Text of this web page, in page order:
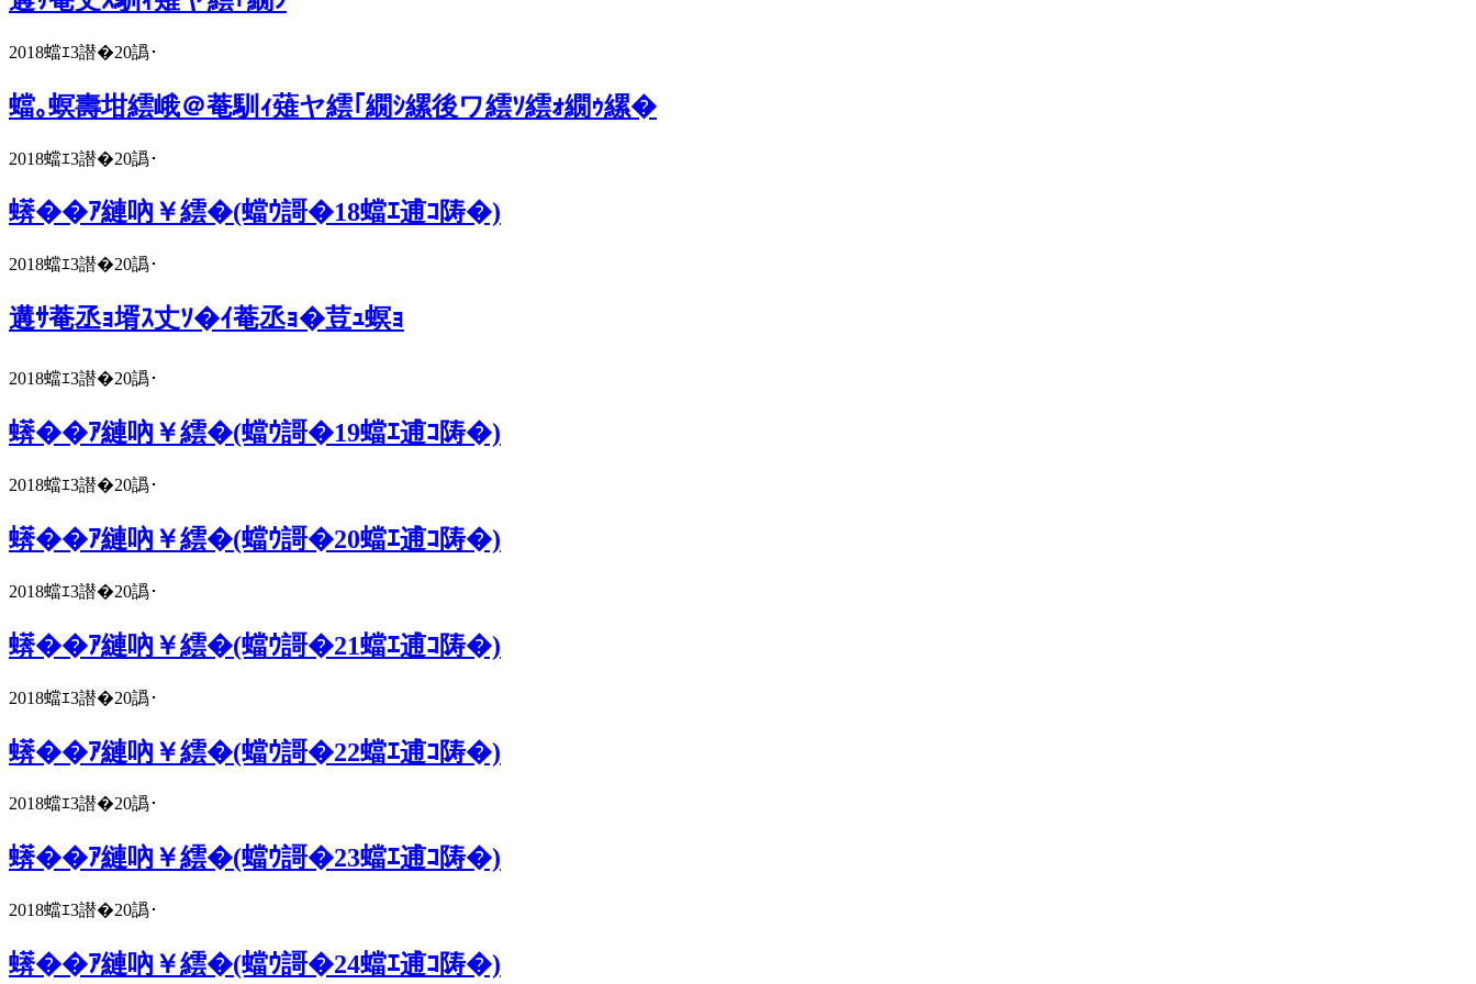
2018蟷ｴ3譛�20譌･
蟷｡螟壽坩繧峨＠菴馴ｨ薙ヤ繧｢繝ｼ縲後ワ繧ｿ繧ｫ繝ｩ縲�
2018蟷ｴ3譛�20譌･
蠎��ｱ縺吶￥繧�(蟷ｳ謌�18蟷ｴ逋ｺ陦�)
2018蟷ｴ3譛�20譌･
遘ｻ菴丞ｮ壻ｽ丈ｿ�ｲ菴丞ｮ�荳ｭ螟ｮ
2018蟷ｴ3譛�20譌･
蠎��ｱ縺吶￥繧�(蟷ｳ謌�19蟷ｴ逋ｺ陦�)
2018蟷ｴ3譛�20譌･
蠎��ｱ縺吶￥繧�(蟷ｳ謌�20蟷ｴ逋ｺ陦�)
2018蟷ｴ3譛�20譌･
蠎��ｱ縺吶￥繧�(蟷ｳ謌�21蟷ｴ逋ｺ陦�)
2018蟷ｴ3譛�20譌･
蠎��ｱ縺吶￥繧�(蟷ｳ謌�22蟷ｴ逋ｺ陦�)
2018蟷ｴ3譛�20譌･
蠎��ｱ縺吶￥繧�(蟷ｳ謌�23蟷ｴ逋ｺ陦�)
2018蟷ｴ3譛�20譌･
蠎��ｱ縺吶￥繧�(蟷ｳ謌�24蟷ｴ逋ｺ陦�)